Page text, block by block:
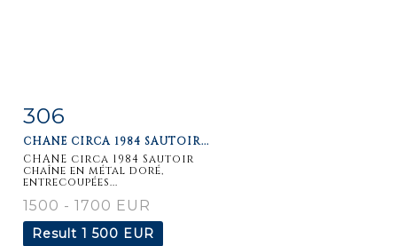
Item detail
306
CHANE CIRCA 1984 SAUTOIR...
CHANE circa 1984 Sautoir
chaîne en métal doré,
entrecoupées...
1500 - 1700 EUR
Result 1 500 EUR